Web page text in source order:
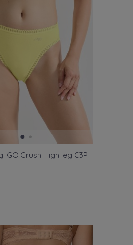
GO Crush High leg C3P